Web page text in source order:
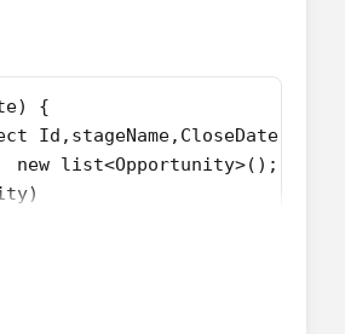
{
!=
= System.Today();
{
Id,stageName,CloseDate
new list<Opportunity>();